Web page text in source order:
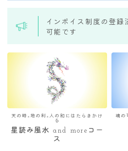
インボイス制度の登
可能です
天の時×地の利×人の和にはたらきかけ
る
星読み風水 and moreコー
ス
魂の